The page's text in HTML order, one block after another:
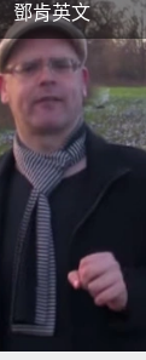
鄧肯英文